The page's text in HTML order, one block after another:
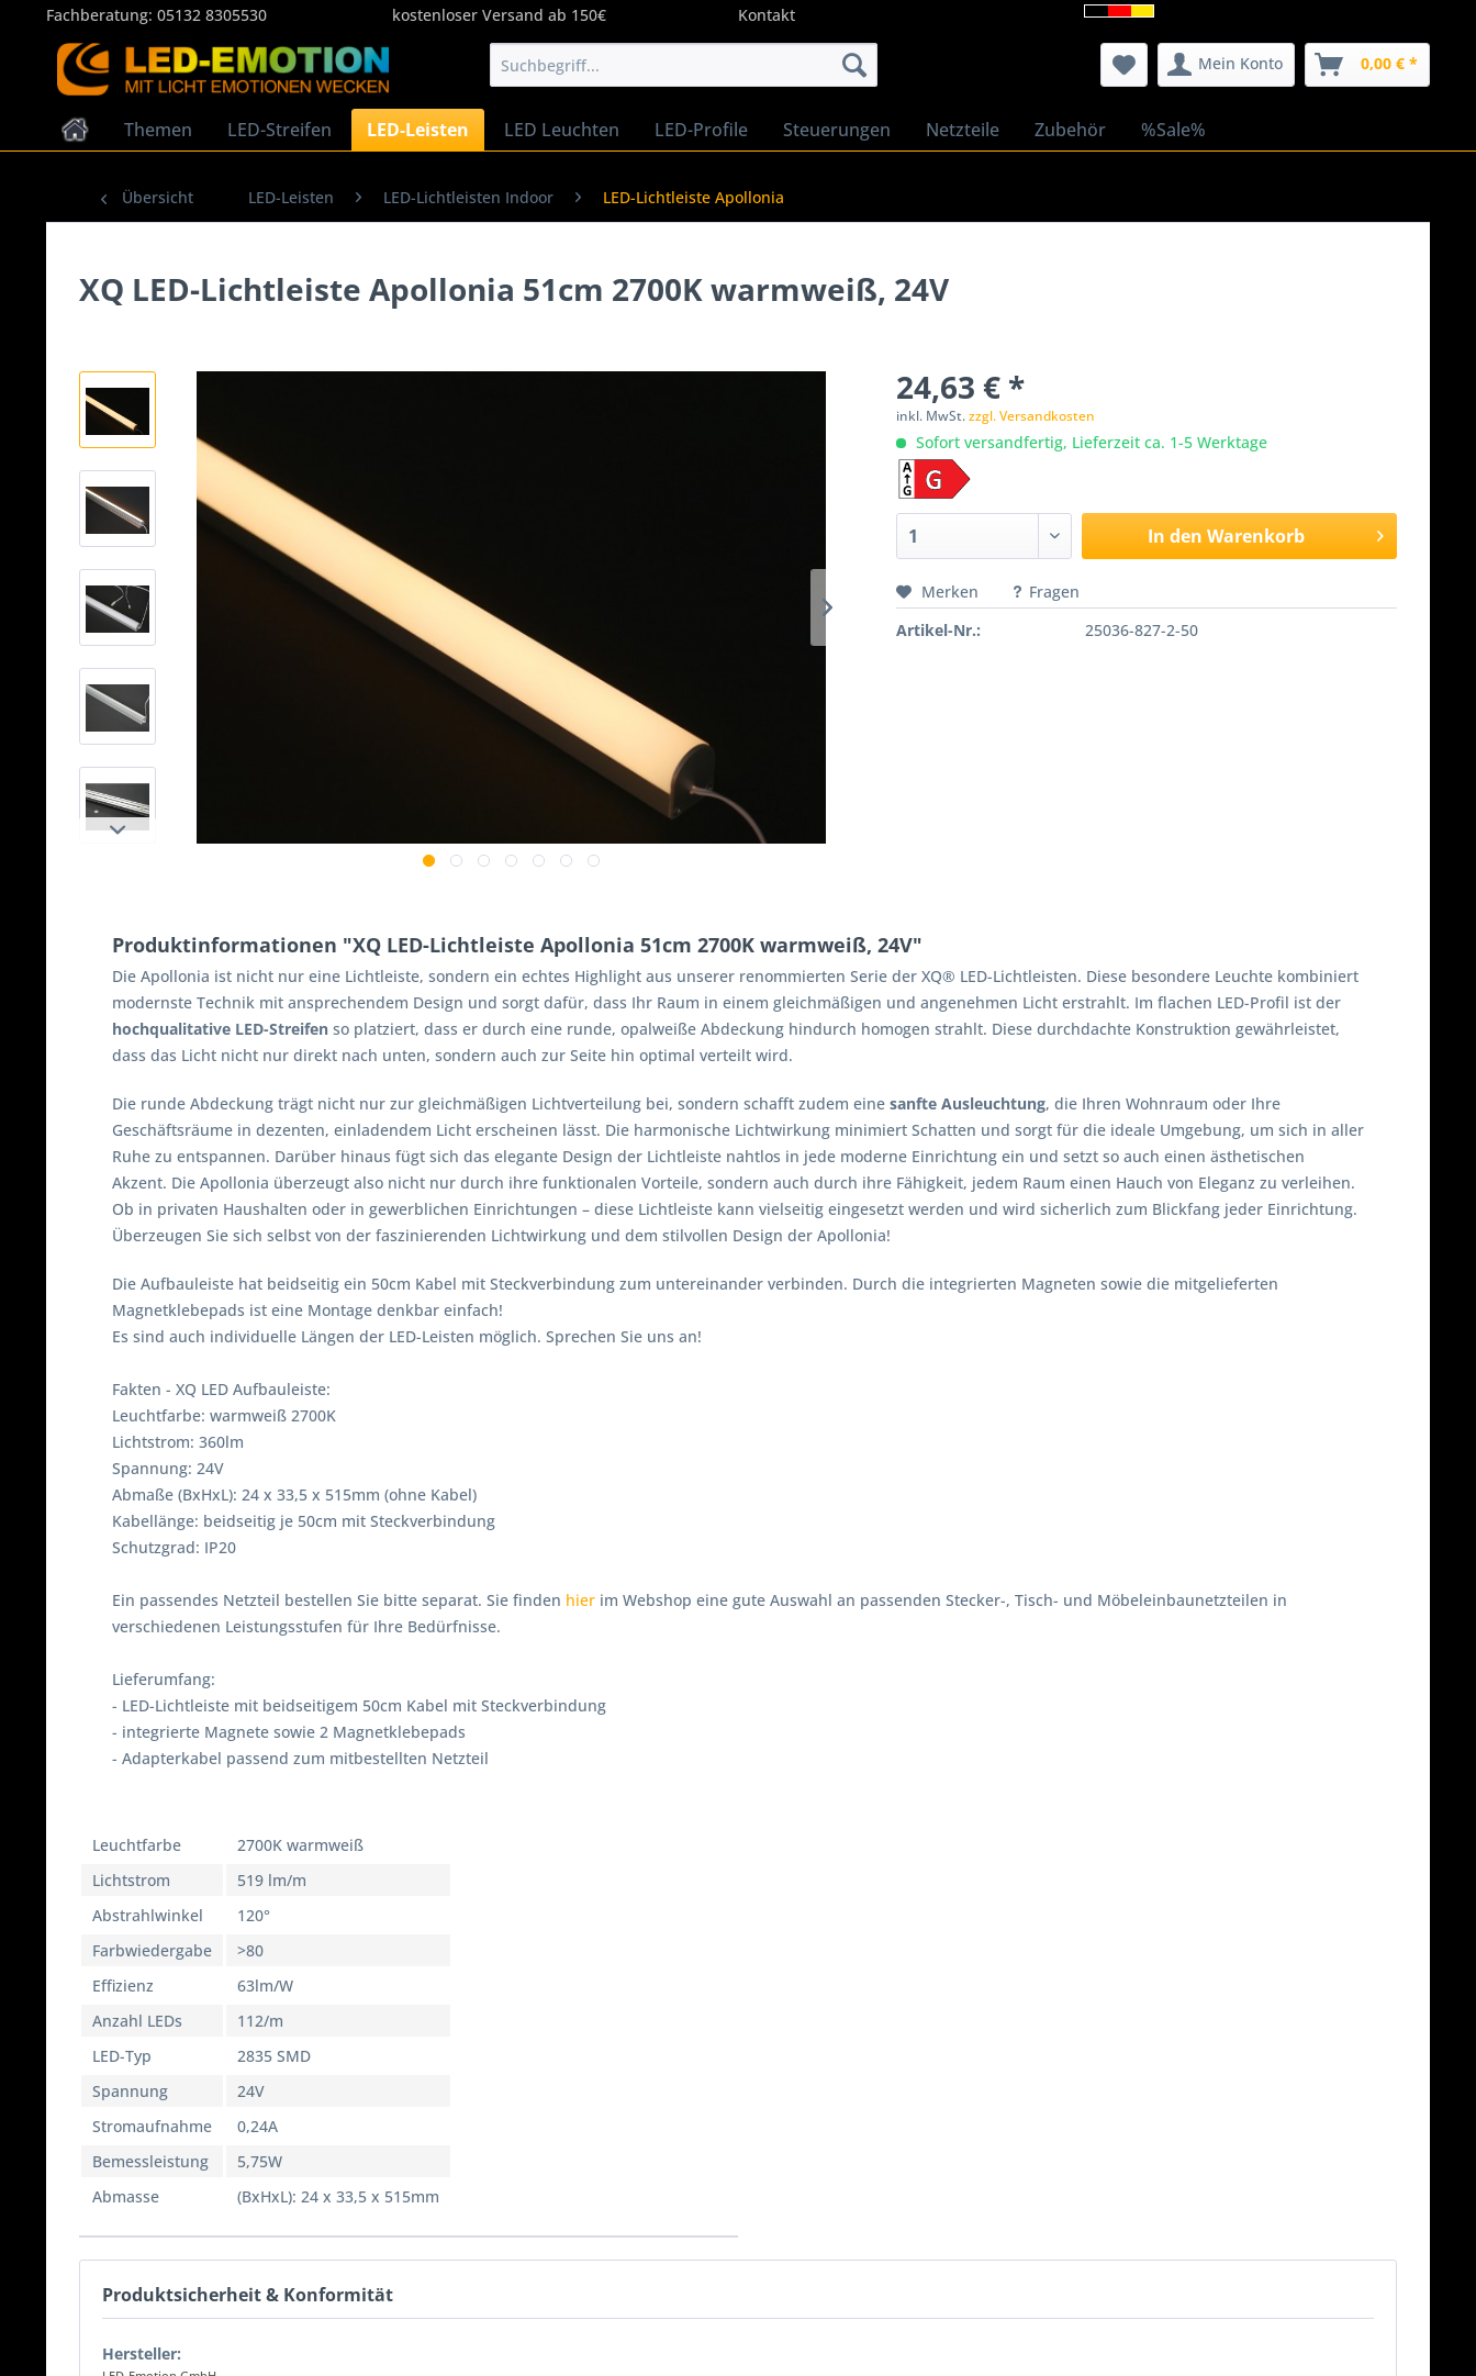
Fachberatung: 05132 8305530 kostenloser Versand ab 150€ Kontakt
Mein Konto 0,00 € *
Themen LED-Streifen LED-Leisten LED Leuchten LED-Profile Steuerungen Netzteile Zubehör %Sale%
Übersicht LED-Leisten LED-Lichtleisten Indoor LED-Lichtleiste Apollonia
XQ LED-Lichtleiste Apollonia 51cm 2700K warmweiß, 24V
24,63 € *
inkl. MwSt.zzgl. Versandkosten
Sofort versandfertig, Lieferzeit ca. 1-5 Werktage
In den Warenkorb
Merken
Fragen
Artikel-Nr.:
25036-827-2-50
Produktinformationen "XQ LED-Lichtleiste Apollonia 51cm 2700K warmweiß, 24V"
Die Apollonia ist nicht nur eine Lichtleiste, sondern ein echtes Highlight aus unserer renommierten Serie der XQ® LED-Lichtleisten. Diese besondere Leuchte kombiniert
modernste Technik mit ansprechendem Design und sorgt dafür, dass Ihr Raum in einem gleichmäßigen und angenehmen Licht erstrahlt. Im flachen LED-Profil ist der
hochqualitative LED-Streifen so platziert, dass er durch eine runde, opalweiße Abdeckung hindurch homogen strahlt. Diese durchdachte Konstruktion gewährleistet,
dass das Licht nicht nur direkt nach unten, sondern auch zur Seite hin optimal verteilt wird.
Die runde Abdeckung trägt nicht nur zur gleichmäßigen Lichtverteilung bei, sondern schafft zudem eine sanfte Ausleuchtung, die Ihren Wohnraum oder Ihre
Geschäftsräume in dezenten, einladendem Licht erscheinen lässt. Die harmonische Lichtwirkung minimiert Schatten und sorgt für die ideale Umgebung, um sich in aller
Ruhe zu entspannen. Darüber hinaus fügt sich das elegante Design der Lichtleiste nahtlos in jede moderne Einrichtung ein und setzt so auch einen ästhetischen
Akzent. Die Apollonia überzeugt also nicht nur durch ihre funktionalen Vorteile, sondern auch durch ihre Fähigkeit, jedem Raum einen Hauch von Eleganz zu verleihen.
Ob in privaten Haushalten oder in gewerblichen Einrichtungen – diese Lichtleiste kann vielseitig eingesetzt werden und wird sicherlich zum Blickfang jeder Einrichtung.
Überzeugen Sie sich selbst von der faszinierenden Lichtwirkung und dem stilvollen Design der Apollonia!
Die Aufbauleiste hat beidseitig ein 50cm Kabel mit Steckverbindung zum untereinander verbinden. Durch die integrierten Magneten sowie die mitgelieferten
Magnetklebepads ist eine Montage denkbar einfach!
Es sind auch individuelle Längen der LED-Leisten möglich. Sprechen Sie uns an!
Fakten - XQ LED Aufbauleiste:
Leuchtfarbe: warmweiß 2700K
Lichtstrom: 360lm
Spannung: 24V
Abmaße (BxHxL): 24 x 33,5 x 515mm (ohne Kabel)
Kabellänge: beidseitig je 50cm mit Steckverbindung
Schutzgrad: IP20
Ein passendes Netzteil bestellen Sie bitte separat. Sie finden hier im Webshop eine gute Auswahl an passenden Stecker-, Tisch- und Möbeleinbaunetzteilen in
verschiedenen Leistungsstufen für Ihre Bedürfnisse.
Lieferumfang:
- LED-Lichtleiste mit beidseitigem 50cm Kabel mit Steckverbindung
- integrierte Magnete sowie 2 Magnetklebepads
- Adapterkabel passend zum mitbestellten Netzteil
Leuchtfarbe
2700K warmweiß
Lichtstrom
519 lm/m
Abstrahlwinkel
120°
Farbwiedergabe
>80
Effizienz
63lm/W
Anzahl LEDs
112/m
LED-Typ
2835 SMD
Spannung
24V
Stromaufnahme
0,24A
Bemessleistung
5,75W
Abmasse
(BxHxL): 24 x 33,5 x 515mm
Produktsicherheit & Konformität
Hersteller: